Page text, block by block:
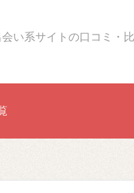
い系サイトの口コミ・